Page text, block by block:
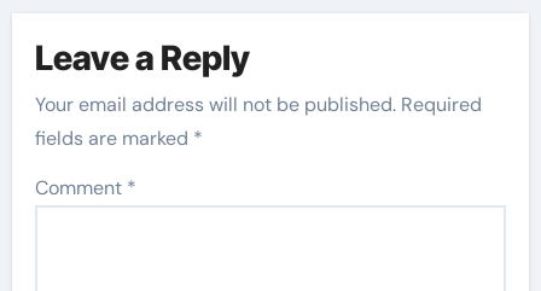
Leave a Reply
Your email address will not be published. Required
fields are marked *
Comment *